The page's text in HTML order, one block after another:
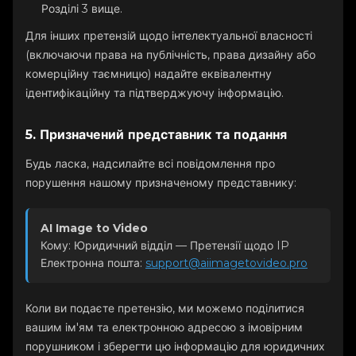
Розділі 3 вище.
Для інших претензій щодо інтелектуальної власності
(включаючи права на публічність, права дизайну або
комерційну таємницю) надайте еквівалентну
ідентифікаційну та підтверджуючу інформацію.
5. Призначений представник та подання
Будь ласка, надсилайте всі повідомлення про
порушення нашому призначеному представнику:
AI Image to Video
Кому: Юридичний відділ — Претензії щодо IP
Електронна пошта: support@aiimagetovideo.pro
Коли ви подаєте претензію, ми можемо поділитися
вашим ім'ям та електронною адресою з імовірним
порушником і зберегти цю інформацію для юридичних